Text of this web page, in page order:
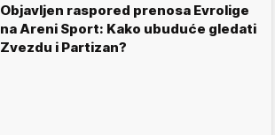
Objavljen raspored prenosa Evrolige
na Areni Sport: Kako ubuduće gledati
Zvezdu i Partizan?